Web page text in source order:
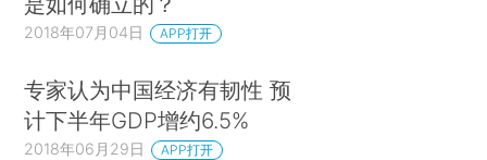
2018年07月04日 APP打开
专家认为中国经济有韧性 预
计下半年GDP增约6.5%
2018年06月29日 APP打开